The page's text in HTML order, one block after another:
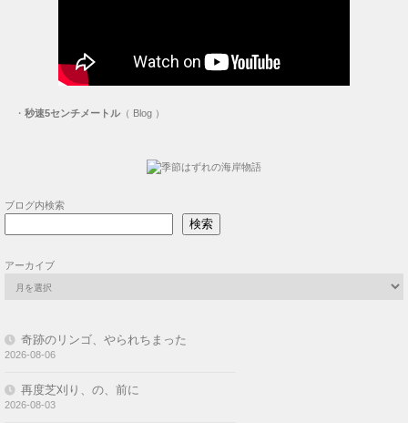
・ 秒速5センチメートル（ Blog ）
ブログ内検索
検索
アーカイブ
奇跡のリンゴ、やられちまった
2026-08-06
再度芝刈り、の、前に
2026-08-03